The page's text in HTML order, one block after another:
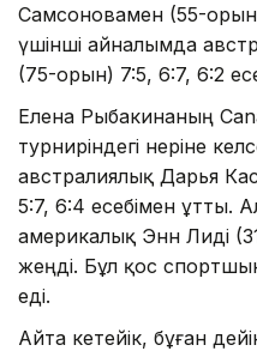
Самсоновамен (55-
үшінші айналымда
(75-орын) 7:5, 6:7, 6:2
Елена Рыбакинаның
турниріндегі өнеріне
австралиялық Дарья
5:7, 6:4 есебімен ұтты.
америкалық Энн Лиді
жеңді. Бұл қос
еді.
Айта кетейік, бұған